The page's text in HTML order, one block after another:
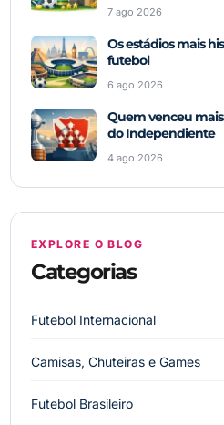
7 ago 2026
Os estádios mais
futebol
6 ago 2026
Quem venceu
do Independiente
4 ago 2026
EXPLORE O BLOG
Categorias
Futebol Internacional
Camisas, Chuteiras e Games
Futebol Brasileiro